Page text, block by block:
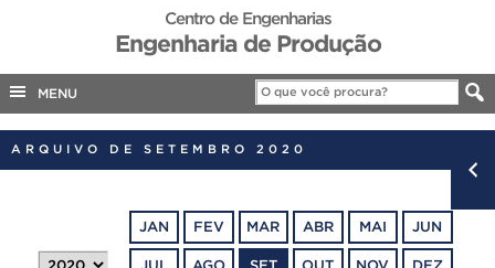
Acesso à informação
Canais
ACESSO À INFORMAÇÃO
COBALTO
Centro de Engenharias
Engenharia de Produção
MENU
ARQUIVO DE SETEMBRO 2020
JAN FEV MAR ABR MAI JUN